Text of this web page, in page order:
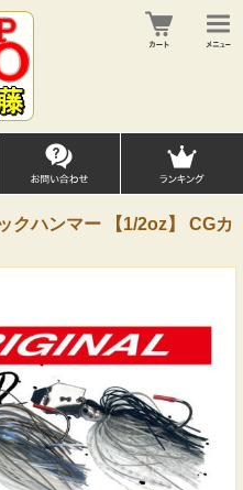
ハンマー 【1/2oz】 CGカ